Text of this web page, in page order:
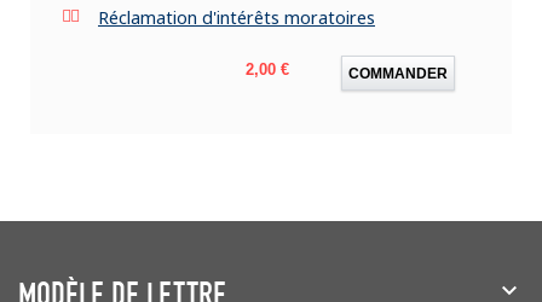
Réclamation d'intérêts moratoires
Prix
2,00 € COMMANDER